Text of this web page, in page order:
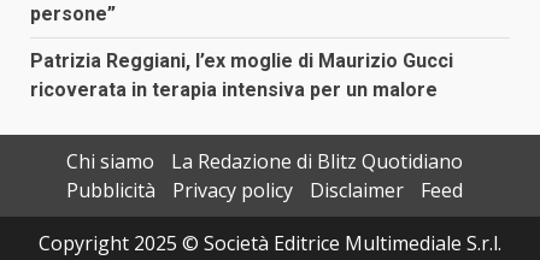
persone”
Patrizia Reggiani, l’ex moglie di Maurizio Gucci
ricoverata in terapia intensiva per un malore
Chi siamo
La Redazione di Blitz Quotidiano
Pubblicità
Privacy policy Disclaimer
Feed
Copyright 2025 © Società Editrice Multimediale S.r.l.